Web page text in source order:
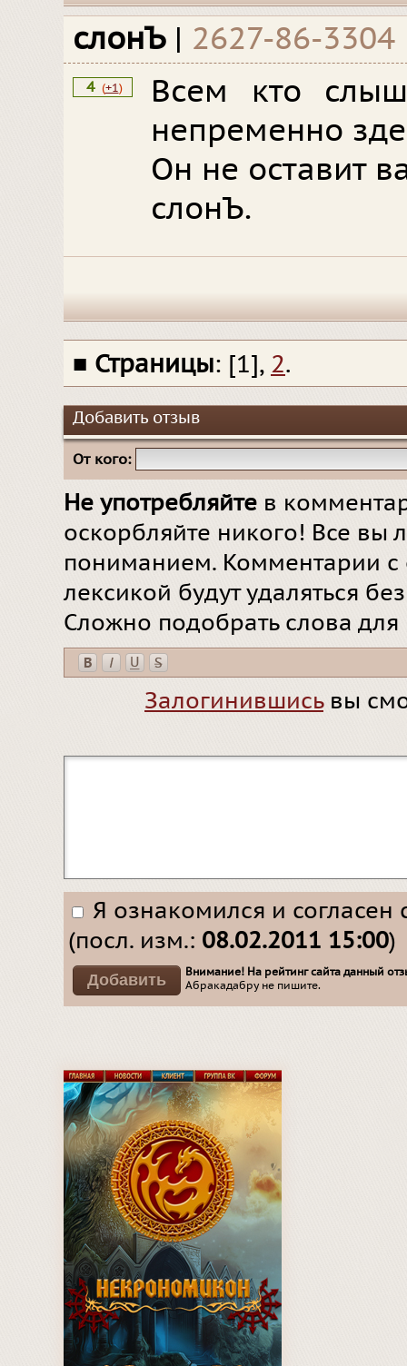
слонЪ | 2627-86-3304
4 (+1)
Всем кто
непременно
Он не оставит
слонЪ.
■ Страницы: [1], 2.
Добавить отзыв
От кого:
Не употребляйте в
оскорбляйте никого! Все вы
пониманием. Комментарии
лексикой будут удаляться
Сложно подобрать слова
Залогинившисьвы
Я ознакомился и согласен
(посл. изм.: 08.02.2011 15:00)
Внимание! На рейтинг сайта данный
Абракадабру не пишите.